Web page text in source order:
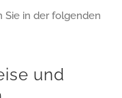
Sie in der folgenden
und